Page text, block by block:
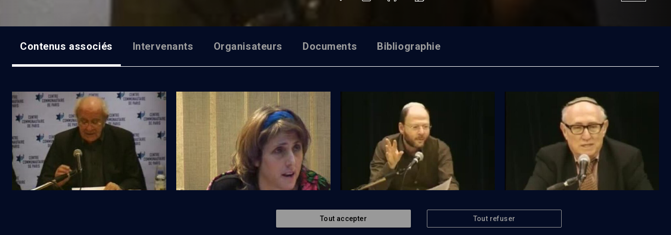
Contenus associés Intervenants Organisateurs Documents Bibliographie
Composition, recomposition (1/2) Sexe et genre (7/7)
Regarder
Ethique de l’action sociale - Cours
VIE JUIVE Regarder
Le couple au défi de la modernité
Ethique de l’action sociale - Cours
VIE JUIVE
Evolution de la famille au XXe siècle
Tout accepter Tout refuser